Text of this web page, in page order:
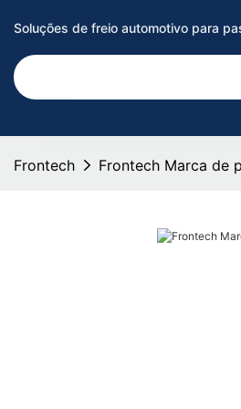
Soluções de freio automotivo para
Frontech Frontech Marca de